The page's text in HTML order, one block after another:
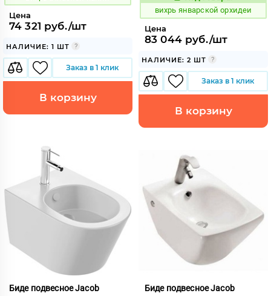
Цена
74 321 руб./шт
НАЛИЧИЕ: 1 ШТ
Заказ в 1 клик
В корзину
вихрь январской орхидеи
Цена
83 044 руб./шт
НАЛИЧИЕ: 2 ШТ
Заказ в 1 клик
В корзину
Биде подвесное Jacob
Биде подвесное Jacob